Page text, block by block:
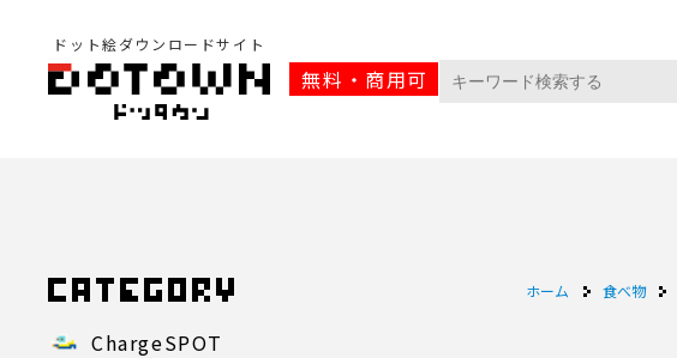
ドット絵ダウンロードサイト
無料・商用可
ChargeSPOT
ホーム 食べ物